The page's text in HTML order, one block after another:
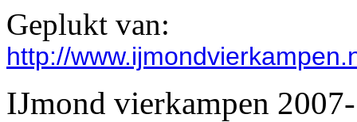
Geplukt van:
http://
IJmond vierkampen